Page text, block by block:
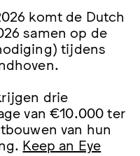
komt de Dutch
samen op de
tijdens
drie
van €10.000 ter
van hun
Keep an Eye